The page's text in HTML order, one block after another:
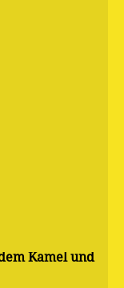
Kamel und